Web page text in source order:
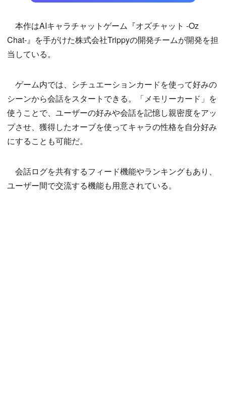
本作はAIキャラチャットゲーム『オズチャット -Oz
Chat-』を手がけた株式会社Trippyの開発チームが開発を担
当している。
ゲーム内では、シチュエーションカードを使って好みの
シーンから会話をスタートできる。「メモリーカード」を
使うことで、ユーザーの好みや会話を記憶し親密度をアッ
プさせ、獲得したオーブを使ってキャラの性格を自分好み
にすることも可能だ。
会話ログを共有するフィード機能やランキングもあり、
ユーザー間で交流する機能も用意されている。